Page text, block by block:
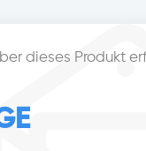
dieses Produkt